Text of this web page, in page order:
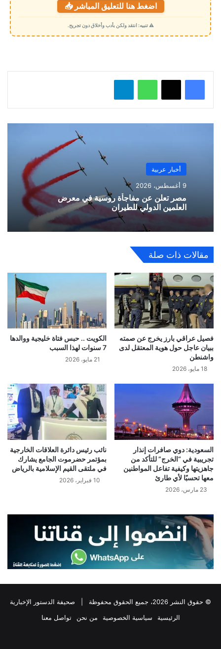
م
ي
اضغط هنا للتعليق المباشر 📥
⚠️ تنبيه: انتقد ولكن بأدب وأخلاق دون تجريح.
واتساب
أخبار عربية
9 أغسطس، 2026
مصر تعلن عن مفاجأة روسية في معرض
العلمين الدولي للطيران
مقالات ذات صلة
فصيل عراقي بارز يخرج عن صمته
ببيان عاجل حول هوية المعتقل لدى
واشنطن
18 مايو، 2026
الكويت .. حبس فتاة خليجية ووالدها
7 سنوات لهذا السبب
21 مايو، 2026
السعودية: دوي صافرات إنذار
تجريبية في “الخرج” للتأكد من
جاهزيتها وكيفية تفاعل المواطنين
معها تحسبًا لأي طارئ
23 مارس، 2026
نائب رئيس دائرة العلاقات الخارجية
بمؤتمر حضرموت الجامع يشارك
في ملتقى القيم الإسلامية بالرياض
10 فبراير، 2026
© حقوق النشر 2026، جميع الحقوق محفوظة |
صحيفة الدستور الإخبارية
الرئيسية
سياسية الخصوصية من نحن تواصل معنا